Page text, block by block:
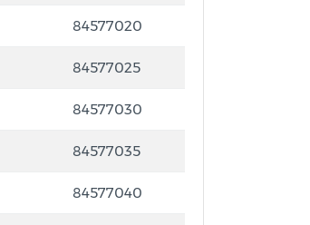
84577020
84577025
84577030
84577035
84577040